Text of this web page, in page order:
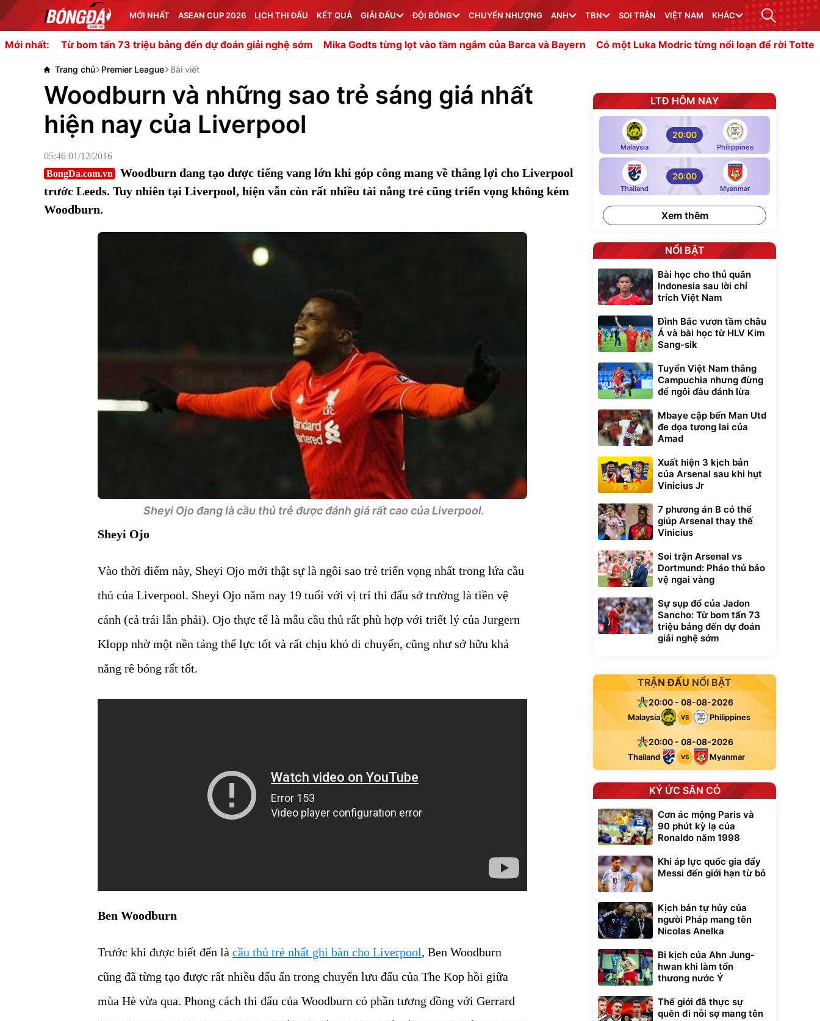
MỚI NHẤT ASEAN CUP 2026 LỊCH THI ĐẤU KẾT QUẢ GIẢI ĐẤU ĐỘI BÓNG CHUYỂN NHƯỢNG ANH TBN SOI TRẬN VIỆT NAM KHÁC
Mới nhất:
Từ bom tấn 73 triệu bảng đến dự đoán giải nghệ sớm Mika Godts từng lọt vào tầm ngắm của Barca và Bayern Có một Luka Modric từng nổi loạn để rời Tottenham
Trang chủ Premier League Bài viết
Woodburn và những sao trẻ sáng giá nhất
hiện nay của Liverpool
05:46 01/12/2016
BongDa.com.vn
Woodburn đang tạo được tiếng vang lớn khi góp công mang về thắng lợi cho Liverpool
trước Leeds. Tuy nhiên tại Liverpool, hiện vẫn còn rất nhiều tài nẳng trẻ cũng triển vọng không kém
Woodburn.
Sheyi Ojo đang là cầu thủ trẻ được đánh giá rất cao của Liverpool.
Sheyi Ojo
Vào thời điểm này, Sheyi Ojo mới thật sự là ngôi sao trẻ triển vọng nhất trong lứa cầu
thủ của Liverpool. Sheyi Ojo năm nay 19 tuổi với vị trí thi đấu sở trường là tiền vệ
cánh (cả trái lẫn phải). Ojo thực tế là mẫu cầu thủ rất phù hợp với triết lý của Jurgern
Klopp nhờ một nền tảng thể lực tốt và rất chịu khó di chuyển, cũng như sở hữu khả
năng rê bóng rất tốt.
Ben Woodburn
Trước khi được biết đến là cầu thủ trẻ nhất ghi bàn cho Liverpool, Ben Woodburn
cũng đã từng tạo được rất nhiều dấu ấn trong chuyến lưu đấu của The Kop hồi giữa
mùa Hè vừa qua. Phong cách thi đấu của Woodburn có phần tương đồng với Gerrard
LTĐ HÔM NAY
Malaysia
20:00
Philippines
Thailand
20:00
Myanmar
Xem thêm
NỔI BẬT
Bài học cho thủ quân
Indonesia sau lời chỉ
trích Việt Nam
Đình Bắc vươn tầm châu
Á và bài học từ HLV Kim
Sang-sik
Tuyển Việt Nam thắng
Campuchia nhưng đừng
để ngôi đầu đánh lừa
Mbaye cập bến Man Utd
đe dọa tương lai của
Amad
Xuất hiện 3 kịch bản
của Arsenal sau khi hụt
Vinicius Jr
7 phương án B có thể
giúp Arsenal thay thế
Vinicius
Soi trận Arsenal vs
Dortmund: Pháo thủ bảo
vệ ngai vàng
Sự sụp đổ của Jadon
Sancho: Từ bom tấn 73
triệu bảng đến dự đoán
giải nghệ sớm
TRẬN ĐẤU NỔI BẬT
20:00 - 08-08-2026
Malaysia VS Philippines
20:00 - 08-08-2026
Thailand VS Myanmar
KÝ ỨC SÂN CỎ
Cơn ác mộng Paris và
90 phút kỳ lạ của
Ronaldo năm 1998
Khi áp lực quốc gia đẩy
Messi đến giới hạn từ bỏ
Kịch bản tự hủy của
người Pháp mang tên
Nicolas Anelka
Bi kịch của Ahn Jung-
hwan khi làm tổn
thương nước Ý
Thế giới đã thực sự
quên đi nỗi sợ mang tên